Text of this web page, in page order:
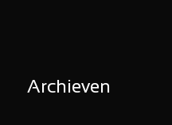
Archieven